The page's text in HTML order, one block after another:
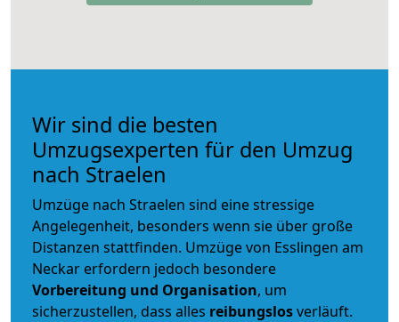
Wir sind die besten
Umzugsexperten für den Umzug
nach Straelen
Umzüge nach Straelen sind eine stressige
Angelegenheit, besonders wenn sie über große
Distanzen stattfinden. Umzüge von Esslingen am
Neckar erfordern jedoch besondere
Vorbereitung und Organisation, um
sicherzustellen, dass alles reibungslosverläuft.